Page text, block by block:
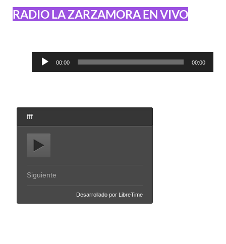
RADIO LA ZARZAMORA EN VIVO
Reproductor
00:00 00:00